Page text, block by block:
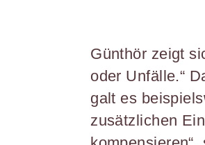
Günthör zeigt
oder Unfälle.“
galt es
zusätzlichen